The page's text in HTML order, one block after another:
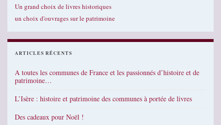
Un grand choix de livres historiques
un choix d'ouvrages sur le patrimoine
ARTICLES RÉCENTS
A toutes les communes de France et les passionnés d’histoire et de
patrimoine…
L’Isère : histoire et patrimoine des communes à portée de livres
Des cadeaux pour Noël !